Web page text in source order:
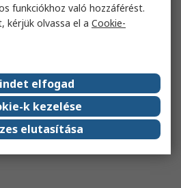
funkciókhoz való hozzáférést.
kérjük olvassa el a Cookie-
elfogad
k kezelése
elutasítása